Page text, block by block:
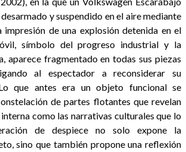
y suspendido en el aire mediante
impresión de una explosión detenida en el
símbolo del progreso industrial y la
aparece fragmentado en todas sus piezas
al espectador a reconsiderar su
que antes era un objeto funcional se
de partes flotantes que revelan
como las narrativas culturales que lo
de despiece no solo expone la
sino que también propone una reflexión